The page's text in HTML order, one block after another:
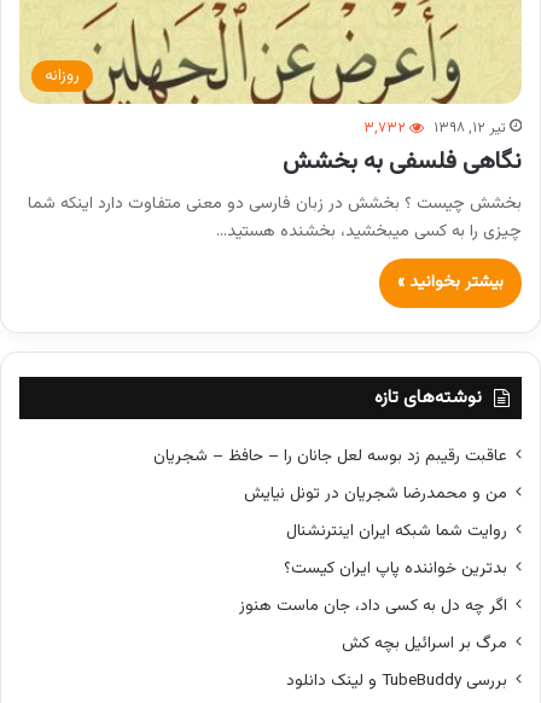
روزانه
تیر ۱۲, ۱۳۹۸ ۳,۷۳۲
نگاهی فلسفی به بخشش
بخشش چیست ؟ بخشش در زبان فارسی دو معنی متفاوت دارد اینکه شما
چیزی را به کسی میبخشید، بخشنده هستید…
بیشتر بخوانید »
نوشته‌های تازه
عاقبت رقیبم زد بوسه لعل جانان را – حافظ – شجریان
من و محمدرضا شجریان در تونل نیایش
روایت شما شبکه ایران اینترنشنال
بدترین خواننده پاپ ایران کیست؟
اگر چه دل به کسی داد، جان ماست هنوز
مرگ بر اسرائیل بچه کش
بررسی TubeBuddy و لینک دانلود